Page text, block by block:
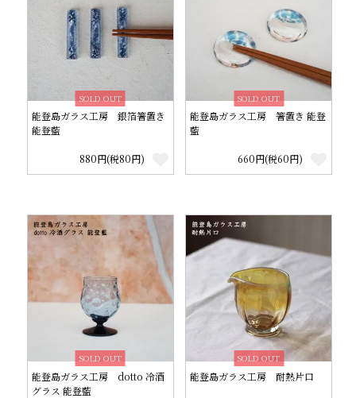
SOLD OUT
能登島ガラス工房 銀箔箸置き
能登藍
880円(税80円)
SOLD OUT
能登島ガラス工房 箸置き 能登
藍
660円(税60円)
SOLD OUT
能登島ガラス工房 dotto 冷酒
グラス 能登藍
SOLD OUT
能登島ガラス工房 耐熱片口